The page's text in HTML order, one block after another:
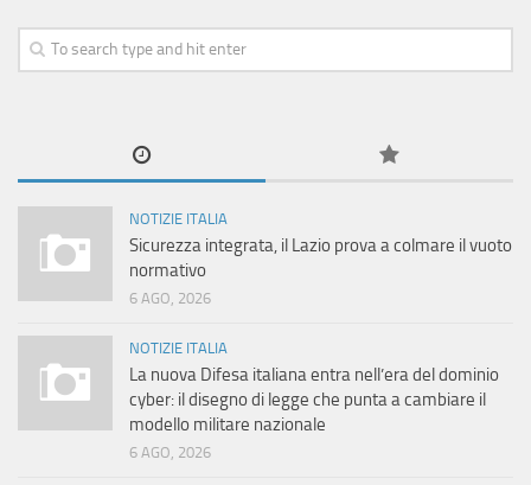
NOTIZIE ITALIA
Sicurezza integrata, il Lazio prova a colmare il vuoto
normativo
6 AGO, 2026
NOTIZIE ITALIA
La nuova Difesa italiana entra nell’era del dominio
cyber: il disegno di legge che punta a cambiare il
modello militare nazionale
6 AGO, 2026